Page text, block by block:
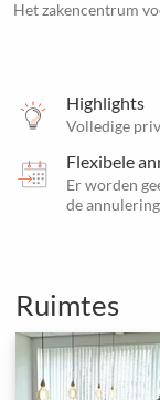
Het zakencentrum
Highlights
Volledige
Flexibele
Er worden geen annuleringskosten in rekening gebracht als
de
Ruimtes